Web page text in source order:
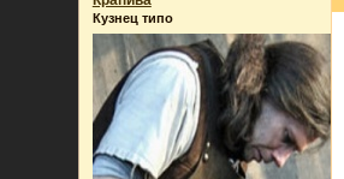
Кузнец типо